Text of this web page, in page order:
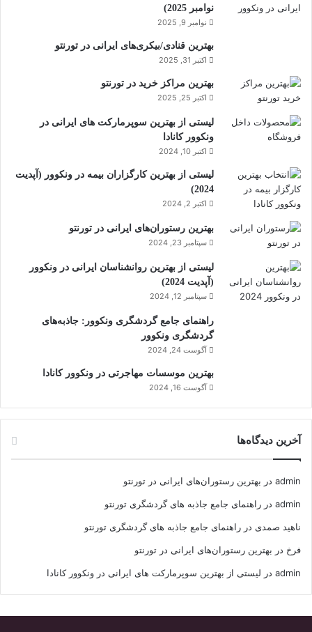
نوامبر 2025)
نوامبر 9, 2025
بهترین قنادی/بیکری‌های ایرانی در تورنتو
اکتبر 31, 2025
بهترین مراکز خرید در تورنتو
اکتبر 25, 2025
لیستی از بهترین سوپرمارکت های ایرانی در
ونکوور کانادا
اکتبر 10, 2024
لیستی از بهترین کارگزاران بیمه در ونکوور (آپدیت
2024)
اکتبر 2, 2024
بهترین رستوران‌های ایرانی در تورنتو
سپتامبر 23, 2024
لیستی از بهترین روانشناسان ایرانی در ونکوور
(آپدیت 2024)
سپتامبر 12, 2024
راهنمای جامع گردشگری ونکوور: جاذبه‌های
گردشگری ونکوور
آگوست 24, 2024
بهترین موسسات مهاجرتی در ونکوور کانادا
آگوست 16, 2024
آخرین دیدگاه‌ها
admin در بهترین رستوران‌های ایرانی در تورنتو
admin در راهنمای جامع جاذبه های گردشگری تورنتو
ناهید صمدی در راهنمای جامع جاذبه های گردشگری تورنتو
فرخ در بهترین رستوران‌های ایرانی در تورنتو
admin در لیستی از بهترین سوپرمارکت های ایرانی در ونکوور کانادا